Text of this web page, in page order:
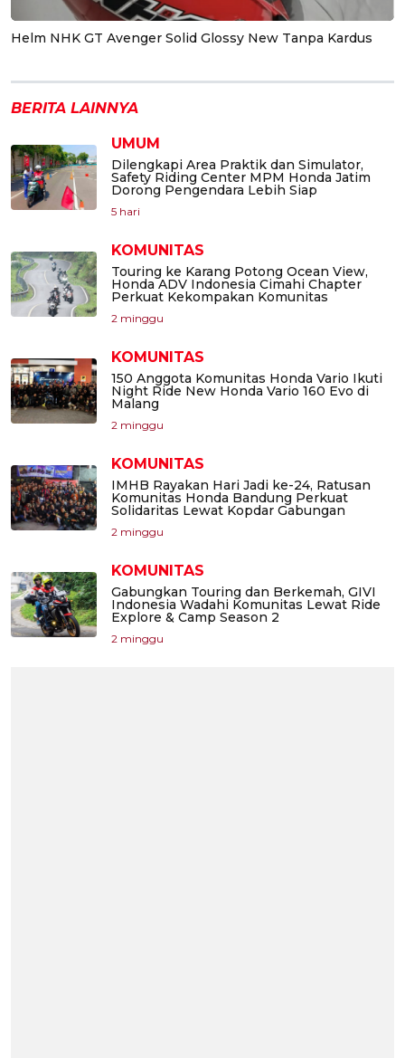
Helm NHK GT Avenger Solid Glossy New Tanpa Kardus
BERITA LAINNYA
UMUM
Dilengkapi Area Praktik dan Simulator,
Safety Riding Center MPM Honda Jatim
Dorong Pengendara Lebih Siap
5 hari
KOMUNITAS
Touring ke Karang Potong Ocean View,
Honda ADV Indonesia Cimahi Chapter
Perkuat Kekompakan Komunitas
2 minggu
KOMUNITAS
150 Anggota Komunitas Honda Vario Ikuti
Night Ride New Honda Vario 160 Evo di
Malang
2 minggu
KOMUNITAS
IMHB Rayakan Hari Jadi ke-24, Ratusan
Komunitas Honda Bandung Perkuat
Solidaritas Lewat Kopdar Gabungan
2 minggu
KOMUNITAS
Gabungkan Touring dan Berkemah, GIVI
Indonesia Wadahi Komunitas Lewat Ride
Explore & Camp Season 2
2 minggu